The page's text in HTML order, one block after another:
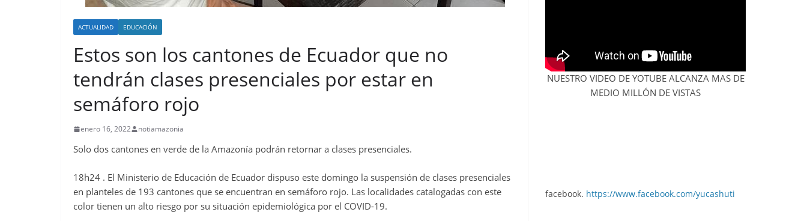
ACTUALIDAD EDUCACIÓN
Estos son los cantones de Ecuador que no
tendrán clases presenciales por estar en
semáforo rojo
enero 16, 2022 notiamazonia
Solo dos cantones en verde de la Amazonía podrán retornar a clases presenciales.
18h24 . El Ministerio de Educación de Ecuador dispuso este domingo la suspensión de clases presenciales
en planteles de 193 cantones que se encuentran en semáforo rojo. Las localidades catalogadas con este
color tienen un alto riesgo por su situación epidemiológica por el COVID-19.
NUESTRO VIDEO DE YOTUBE ALCANZA MAS DE
MEDIO MILLÓN DE VISTAS
facebook. https://www.facebook.com/yucashuti